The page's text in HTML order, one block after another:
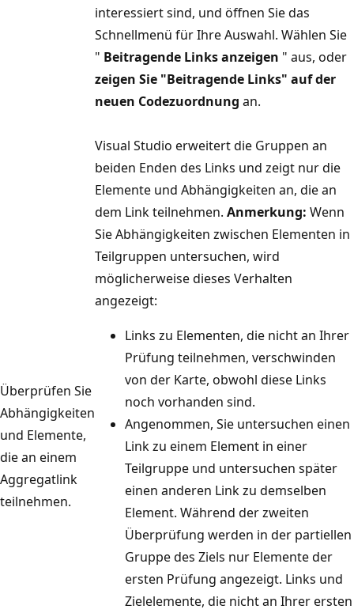
Überprüfen Sie
Abhängigkeiten
und Elemente,
die an einem
Aggregatlink
teilnehmen.
interessiert sind, und öffnen Sie das
Schnellmenü für Ihre Auswahl. Wählen Sie
" Beitragende Links anzeigen " aus, oder
zeigen Sie "Beitragende Links" auf der
neuen Codezuordnung an.
Visual Studio erweitert die Gruppen an
beiden Enden des Links und zeigt nur die
Elemente und Abhängigkeiten an, die an
dem Link teilnehmen. Anmerkung: Wenn
Sie Abhängigkeiten zwischen Elementen in
Teilgruppen untersuchen, wird
möglicherweise dieses Verhalten
angezeigt:
Links zu Elementen, die nicht an Ihrer
Prüfung teilnehmen, verschwinden
von der Karte, obwohl diese Links
noch vorhanden sind.
Angenommen, Sie untersuchen einen
Link zu einem Element in einer
Teilgruppe und untersuchen später
einen anderen Link zu demselben
Element. Während der zweiten
Überprüfung werden in der partiellen
Gruppe des Ziels nur Elemente der
ersten Prüfung angezeigt. Links und
Zielelemente, die nicht an Ihrer ersten